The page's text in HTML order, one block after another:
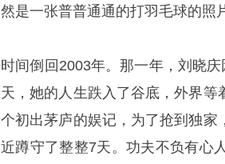
然是一张普普通通的打羽毛球的照
时间倒回2003年。那一年，刘晓
天，她的人生跌入了谷底，外界
个初出茅庐的娱记，为了抢到独
近蹲守了整整7天。功夫不负有心